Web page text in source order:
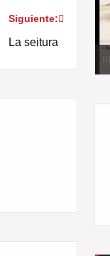
Siguiente:
La seitura